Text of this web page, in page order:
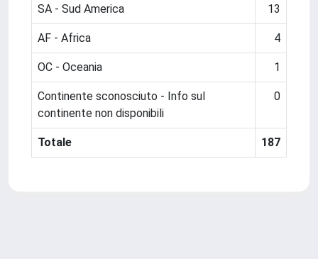
SA - Sud America 13
AF - Africa 4
OC - Oceania 1
Continente sconosciuto - Info sul
continente non disponibili
0
Totale 187